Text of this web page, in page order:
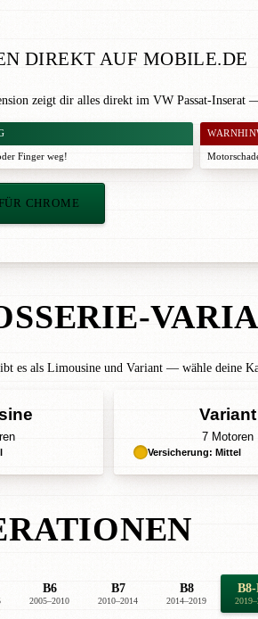
DIREKT AUF MOBILE.DE
zeigt dir alles direkt im VW Passat-Inserat
Finger weg!
CHROME
es als Limousine und Variant — wähle deine
Variant
7 Motoren
Versicherung: Mittel
B6
2005–2010
B7
2010–2014
B8
2014–2019